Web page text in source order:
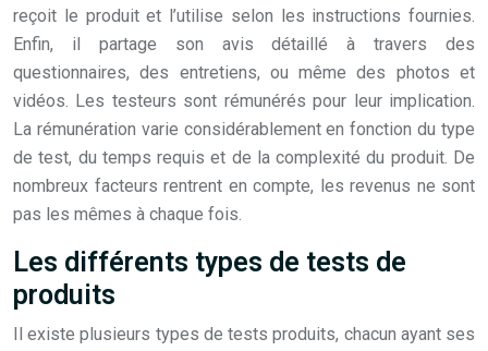
reçoit le produit et l’utilise selon les instructions fournies.
Enfin, il partage son avis détaillé à travers des
questionnaires, des entretiens, ou même des photos et
vidéos. Les testeurs sont rémunérés pour leur implication.
La rémunération varie considérablement en fonction du type
de test, du temps requis et de la complexité du produit. De
nombreux facteurs rentrent en compte, les revenus ne sont
pas les mêmes à chaque fois.
Les différents types de tests de
produits
Il existe plusieurs types de tests produits, chacun ayant ses